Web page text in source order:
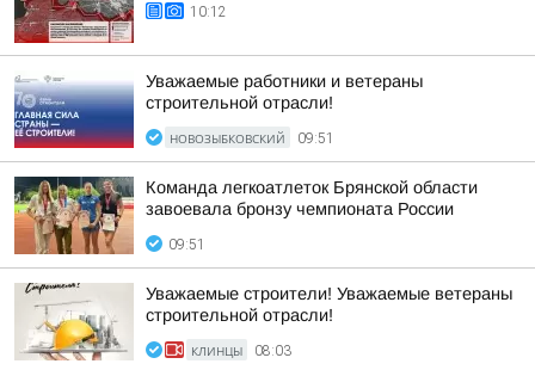
10:12
Уважаемые работники и ветераны
строительной отрасли!
НОВОЗЫБКОВСКИЙ 09:51
Команда легкоатлеток Брянской области
завоевала бронзу чемпионата России
09:51
Уважаемые строители! Уважаемые ветераны
строительной отрасли!
КЛИНЦЫ 08:03